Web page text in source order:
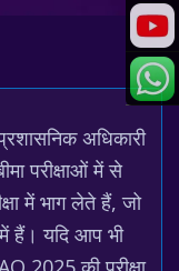
अधिकारी
परीक्षाओं में से
में भाग लेते हैं, जो
हैं। यदि आप भी